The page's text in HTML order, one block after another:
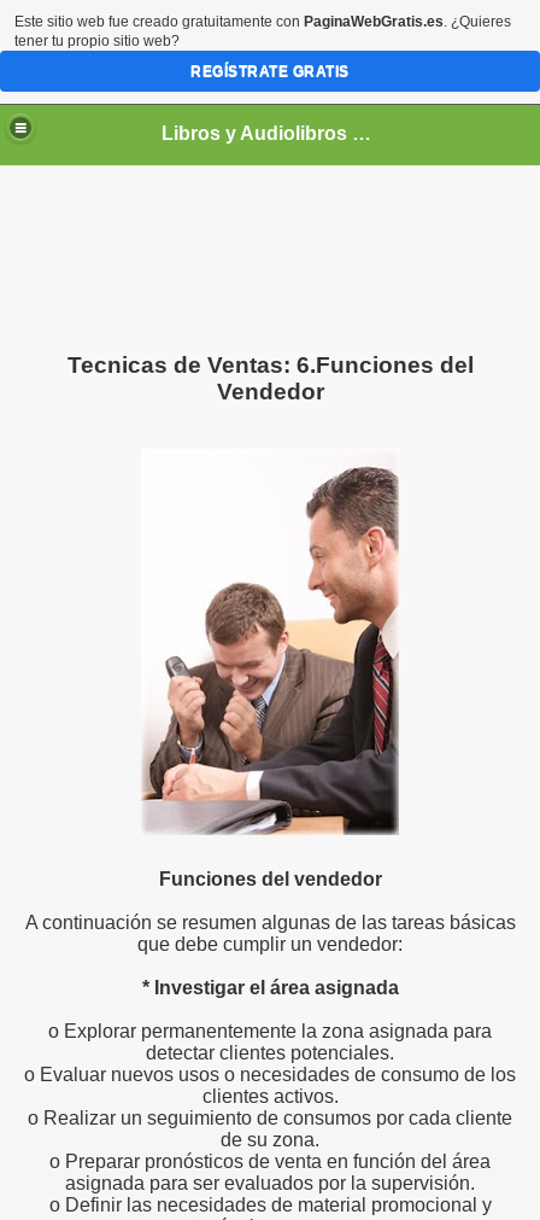
Libros y Audiolibros Para emprendedores
Tecnicas de Ventas: 6.Funciones del
Vendedor
Funciones del vendedor
A continuación se resumen algunas de las tareas básicas
que debe cumplir un vendedor:
* Investigar el área asignada
o Explorar permanentemente la zona asignada para
detectar clientes potenciales.
o Evaluar nuevos usos o necesidades de consumo de los
clientes activos.
o Realizar un seguimiento de consumos por cada cliente
de su zona.
o Preparar pronósticos de venta en función del área
asignada para ser evaluados por la supervisión.
o Definir las necesidades de material promocional y
de otros
ventas
Este sitio web fue creado gratuitamente con PaginaWebGratis.es. ¿Quieres
tener tu propio sitio web?
REGÍSTRATE GRATIS